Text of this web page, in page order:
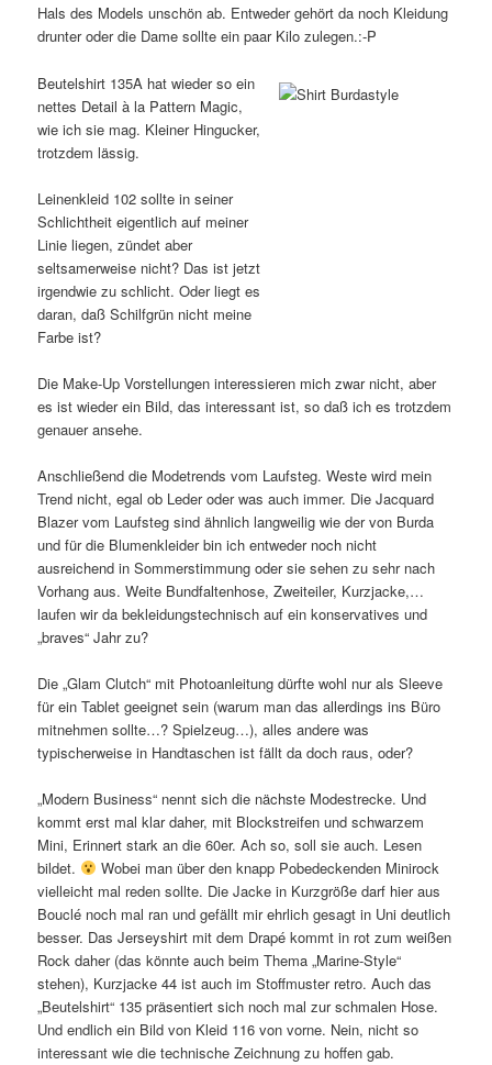
Hals des Models unschön ab. Entweder gehört da noch Kleidung
drunter oder die Dame sollte ein paar Kilo zulegen.:-P
Beutelshirt 135A hat wieder so ein
nettes Detail à la Pattern Magic,
wie ich sie mag. Kleiner Hingucker,
trotzdem lässig.
Leinenkleid 102 sollte in seiner
Schlichtheit eigentlich auf meiner
Linie liegen, zündet aber
seltsamerweise nicht? Das ist jetzt
irgendwie zu schlicht. Oder liegt es
daran, daß Schilfgrün nicht meine
Farbe ist?
Die Make-Up Vorstellungen interessieren mich zwar nicht, aber
es ist wieder ein Bild, das interessant ist, so daß ich es trotzdem
genauer ansehe.
Anschließend die Modetrends vom Laufsteg. Weste wird mein
Trend nicht, egal ob Leder oder was auch immer. Die Jacquard
Blazer vom Laufsteg sind ähnlich langweilig wie der von Burda
und für die Blumenkleider bin ich entweder noch nicht
ausreichend in Sommerstimmung oder sie sehen zu sehr nach
Vorhang aus. Weite Bundfaltenhose, Zweiteiler, Kurzjacke,…
laufen wir da bekleidungstechnisch auf ein konservatives und
„braves“ Jahr zu?
Die „Glam Clutch“ mit Photoanleitung dürfte wohl nur als Sleeve
für ein Tablet geeignet sein (warum man das allerdings ins Büro
mitnehmen sollte…? Spielzeug…), alles andere was
typischerweise in Handtaschen ist fällt da doch raus, oder?
„Modern Business“ nennt sich die nächste Modestrecke. Und
kommt erst mal klar daher, mit Blockstreifen und schwarzem
Mini, Erinnert stark an die 60er. Ach so, soll sie auch. Lesen
bildet.
Wobei man über den knapp Pobedeckenden Minirock
vielleicht mal reden sollte. Die Jacke in Kurzgröße darf hier aus
Bouclé noch mal ran und gefällt mir ehrlich gesagt in Uni deutlich
besser. Das Jerseyshirt mit dem Drapé kommt in rot zum weißen
Rock daher (das könnte auch beim Thema „Marine-Style“
stehen), Kurzjacke 44 ist auch im Stoffmuster retro. Auch das
„Beutelshirt“ 135 präsentiert sich noch mal zur schmalen Hose.
Und endlich ein Bild von Kleid 116 von vorne. Nein, nicht so
interessant wie die technische Zeichnung zu hoffen gab.